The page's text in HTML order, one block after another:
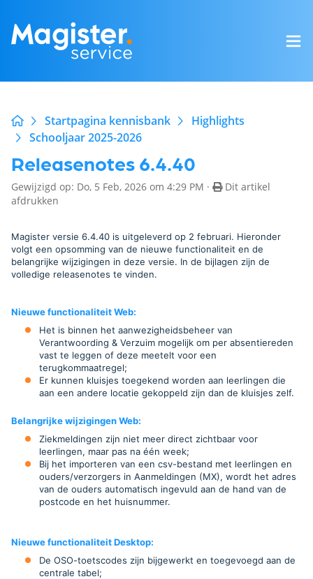
Startpagina kennisbank
Highlights
Schooljaar 2025-2026
Releasenotes 6.4.40
Gewijzigd op: Do, 5 Feb, 2026 om 4:29 PM ·
Dit artikel
afdrukken
Magister versie 6.4.40 is uitgeleverd op 2 februari. Hieronder
volgt een opsomming van de nieuwe functionaliteit en de
belangrijke wijzigingen in deze versie. In de bijlagen zijn de
volledige releasenotes te vinden.
Nieuwe functionaliteit Web:
Het is binnen het aanwezigheidsbeheer van
Verantwoording & Verzuim mogelijk om per absentiereden
vast te leggen of deze meetelt voor een
terugkommaatregel;
Er kunnen kluisjes toegekend worden aan leerlingen die
aan een andere locatie gekoppeld zijn dan de kluisjes zelf.
Belangrijke wijzigingen Web:
Ziekmeldingen zijn niet meer direct zichtbaar voor
leerlingen, maar pas na één week;
Bij het importeren van een csv-bestand met leerlingen en
ouders/verzorgers in Aanmeldingen (MX), wordt het adres
van de ouders automatisch ingevuld aan de hand van de
postcode en het huisnummer.
Nieuwe functionaliteit Desktop:
De OSO-toetscodes zijn bijgewerkt en toegevoegd aan de
centrale tabel;